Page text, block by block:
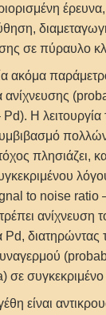
έρευνα,
σε πύραυλο
ακόμα
ανίχνευσης
Η λειτουργία
πλησιάζει,
to noise ratio
ανίχνευση
Pd, διατηρώντας
σε συγκεκριμένο
είναι